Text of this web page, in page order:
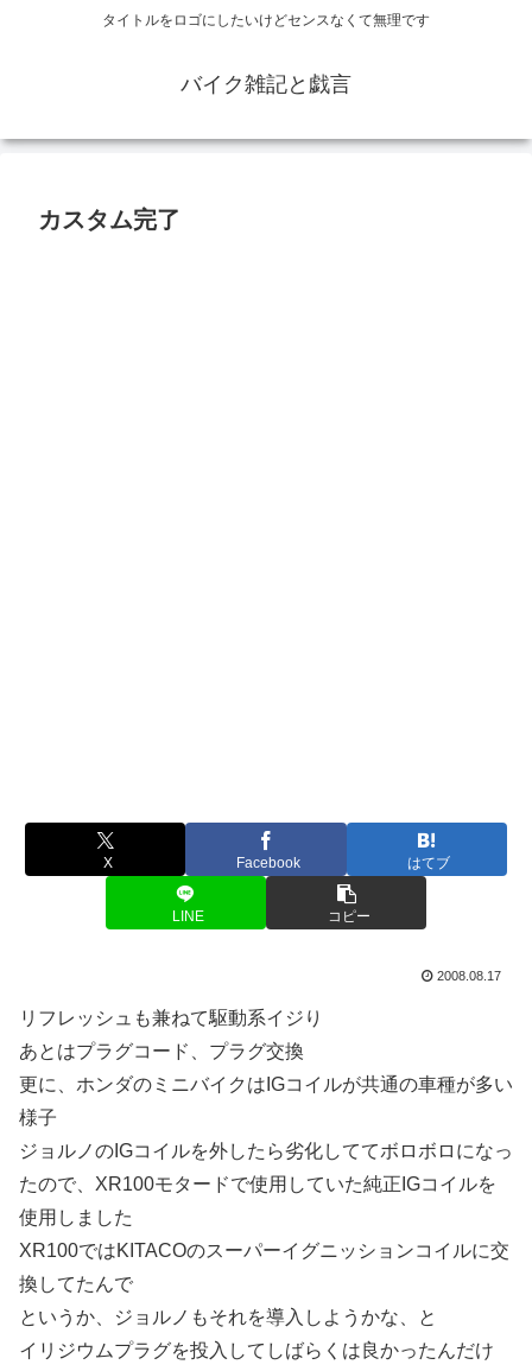
タイトルをロゴにしたいけどセンスなくて無理です
バイク雑記と戯言
カスタム完了
X Facebook はてブ
LINE コピー
2008.08.17
リフレッシュも兼ねて駆動系イジり
あとはプラグコード、プラグ交換
更に、ホンダのミニバイクはIGコイルが共通の車種が多い
様子
ジョルノのIGコイルを外したら劣化しててボロボロになっ
たので、XR100モタードで使用していた純正IGコイルを
使用しました
XR100ではKITACOのスーパーイグニッションコイルに交
換してたんで
というか、ジョルノもそれを導入しようかな、と
イリジウムプラグを投入してしばらくは良かったんだけ